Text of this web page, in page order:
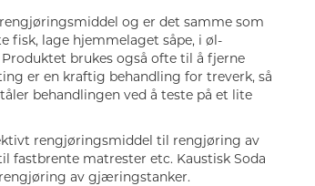
og er det samme som
fisk, lage hjemmelaget såpe, i øl-
brukes også ofte til å fjerne
er en kraftig behandling for treverk, så
behandlingen ved å teste på et lite
rengjøringsmiddel til rengjøring av
matrester etc. Kaustisk Soda
av gjæringstanker.